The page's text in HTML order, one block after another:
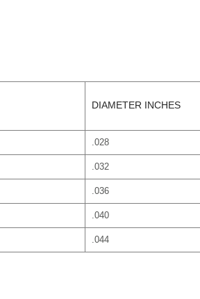
DIAMETER INCHES
.028
.032
.036
.040
.044